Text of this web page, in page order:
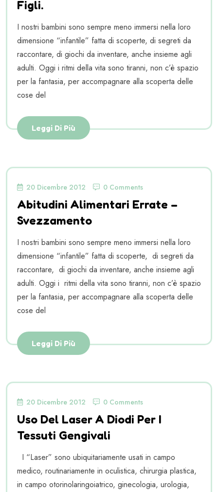
Figli.
I nostri bambini sono sempre meno immersi nella loro
dimensione “infantile” fatta di scoperte, di segreti da
raccontare, di giochi da inventare, anche insieme agli
adulti. Oggi i ritmi della vita sono tiranni, non c’è spazio
per la fantasia, per accompagnare alla scoperta delle
cose del
Leggi Di Più
20 Dicembre 2012 0 Comments
Abitudini Alimentari Errate –
Svezzamento
I nostri bambini sono sempre meno immersi nella loro
dimensione “infantile” fatta di scoperte, di segreti da
raccontare, di giochi da inventare, anche insieme agli
adulti. Oggi i ritmi della vita sono tiranni, non c’è spazio
per la fantasia, per accompagnare alla scoperta delle
cose del
Leggi Di Più
20 Dicembre 2012 0 Comments
Uso Del Laser A Diodi Per I
Tessuti Gengivali
I “Laser” sono ubiquitariamente usati in campo
medico, routinariamente in oculistica, chirurgia plastica,
in campo otorinolaringoiatrico, ginecologia, urologia,